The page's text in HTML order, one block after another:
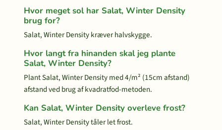
Hvor meget sol har Salat, Winter Density
brug for?
Salat, Winter Density kræver halvskygge.
Hvor langt fra hinanden skal jeg plante
Salat, Winter Density?
Plant Salat, Winter Density med 4/m² (15cm afstand)
afstand ved brug af kvadratfod-metoden.
Kan Salat, Winter Density overleve frost?
Salat, Winter Density tåler let frost.